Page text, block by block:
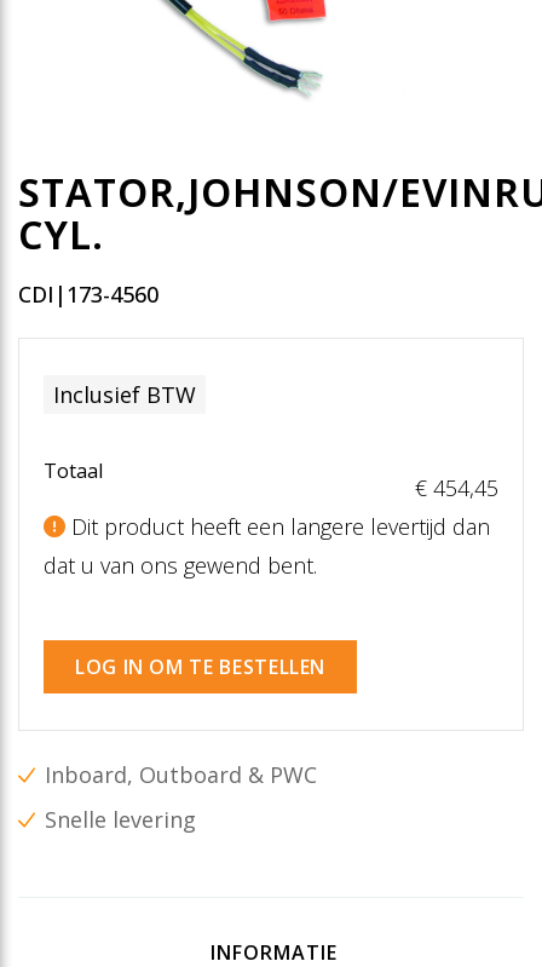
STATOR,JOHNSON/
CYL.
CDI|173-4560
Inclusief BTW
Totaal
€ 454,45
Dit product heeft een langere levertijd dan
dat u van ons gewend bent.
LOG IN OM TE BESTELLEN
Inboard, Outboard & PWC
Snelle levering
INFORMATIE